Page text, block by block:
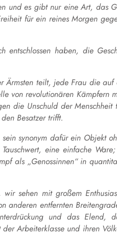
und es gibt nur eine Art, das
fürein reines Morgen
haben, die
teilt, jede Frau die auf
von revolutionären Kämpfern
die Unschuld der
Besatzer trifft.
synonym dafür ein Objekt
eine einfache
als „Genossinnen“ in
sehen mit großem
anderen entfernten
und das Elend,
Arbeiterklasse und ihren